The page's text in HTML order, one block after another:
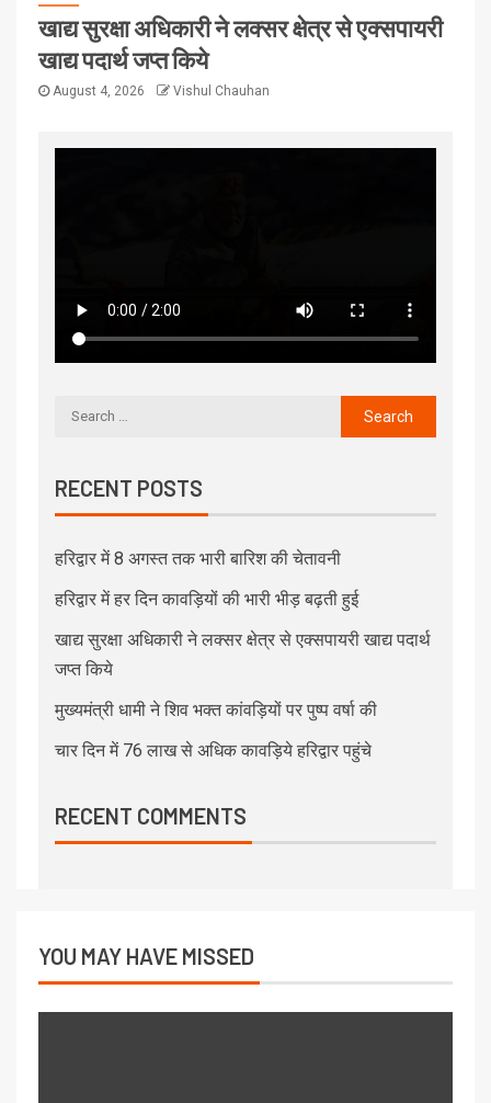
खाद्य सुरक्षा अधिकारी ने लक्सर क्षेत्र से एक्सपायरी
खाद्य पदार्थ जप्त किये
August 4, 2026 Vishul Chauhan
RECENT POSTS
हरिद्वार में 8 अगस्त तक भारी बारिश की चेतावनी
हरिद्वार में हर दिन कावड़ियों की भारी भीड़ बढ़ती हुई
खाद्य सुरक्षा अधिकारी ने लक्सर क्षेत्र से एक्सपायरी खाद्य पदार्थ
जप्त किये
मुख्यमंत्री धामी ने शिव भक्त कांवड़ियों पर पुष्प वर्षा की
चार दिन में 76 लाख से अधिक कावड़िये हरिद्वार पहुंचे
RECENT COMMENTS
YOU MAY HAVE MISSED